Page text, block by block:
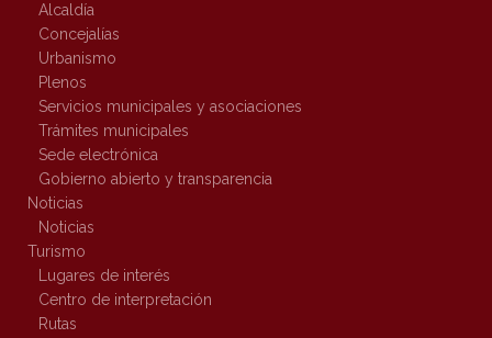
Alcaldía
Concejalías
Urbanismo
Plenos
Servicios municipales y asociaciones
Trámites municipales
Sede electrónica
Gobierno abierto y transparencia
Noticias
Noticias
Turismo
Lugares de interés
Centro de interpretación
Rutas